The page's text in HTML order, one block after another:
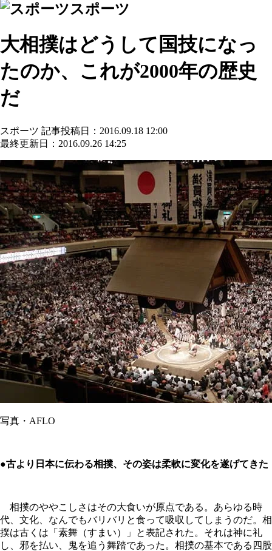
スポーツ
大相撲はどうして国技になっ
たのか、これが2000年の歴史
だ
スポーツ 記事投稿日：2016.09.18 12:00
最終更新日：2016.09.26 14:25
写真・AFLO
●古より日本に伝わる相撲、その姿は柔軟に変化を遂げてきた
相撲のややこしさはその大食いが原点である。あらゆる時
代、文化、なんでもバリバリと食って吸収してしまうのだ。相
撲は古くは「素舞（すまい）」と表記された。それは神に礼
し、邪を払い、鬼を追う舞踏であった。相撲の基本である四股